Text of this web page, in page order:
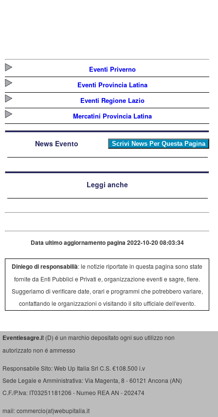
Eventi Priverno
Eventi Provincia Latina
Eventi Regione Lazio
Mercatini Provincia Latina
News Evento
Leggi anche
Data ultimo aggiornamento pagina 2022-10-20 08:03:34
Diniego di responsabilià: le notizie riportate in questa pagina sono state
fornite da Enti Pubblici e Privati e, organizzazione eventi e sagre, fiere.
Suggeriamo di verificare date, orari e programmi che potrebbero variare,
contattando le organizzazioni o visitando il sito ufficiale dell'evento.
Eventiesagre.it (D) é un marchio depositato ogni suo utilizzo non
autorizzato non é ammesso
Responsabile Sito: Web Up Italia Srl C.S. €108.500 i.v
Sede Legale e Amministrativa: Via Magenta, 8 - 60121 Ancona (AN)
C.F./P.Iva: IT03251181206 - Numeo REA AN - 202474
mail: commercio(at)webupitalia.it